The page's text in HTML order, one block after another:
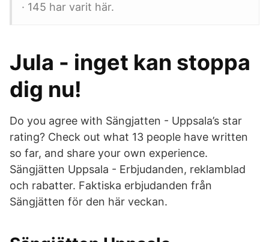
· 145 har varit här.
Jula - inget kan stoppa
dig nu!
Do you agree with Sängjatten - Uppsala’s star
rating? Check out what 13 people have written
so far, and share your own experience.
Sängjätten Uppsala - Erbjudanden, reklamblad
och rabatter. Faktiska erbjudanden från
Sängjätten för den här veckan.